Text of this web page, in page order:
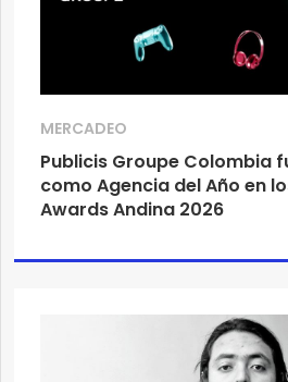
MERCADEO
Publicis Groupe Colombia
como Agencia del Año en
Awards Andina 2026